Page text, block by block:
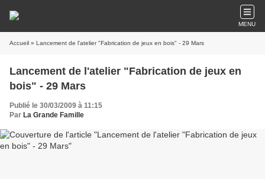
MENU
Accueil » Lancement de l'atelier "Fabrication de jeux en bois" - 29 Mars
Lancement de l'atelier "Fabrication de jeux en
bois" - 29 Mars
Publié le 30/03/2009 à 11:15
Par La Grande Famille